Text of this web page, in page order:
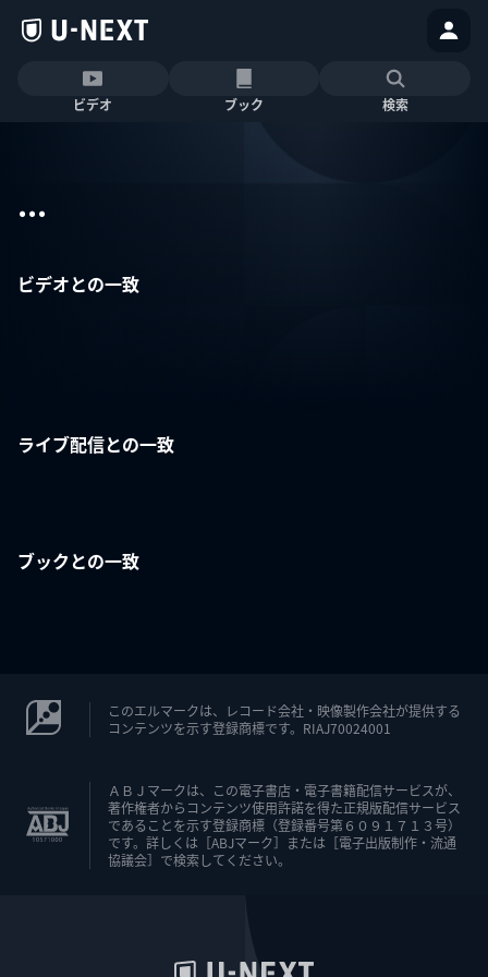
ビデオ ブック 検索
...
ビデオとの一致
ライブ配信との一致
ブックとの一致
このエルマークは、レコード会社・映像製作会社が提供する
コンテンツを示す登録商標です。RIAJ70024001
ＡＢＪマークは、この電子書店・電子書籍配信サービスが、
著作権者からコンテンツ使用許諾を得た正規版配信サービス
であることを示す登録商標（登録番号第６０９１７１３号）
です。詳しくは［ABJマーク］または［電子出版制作・流通
協議会］で検索してください。